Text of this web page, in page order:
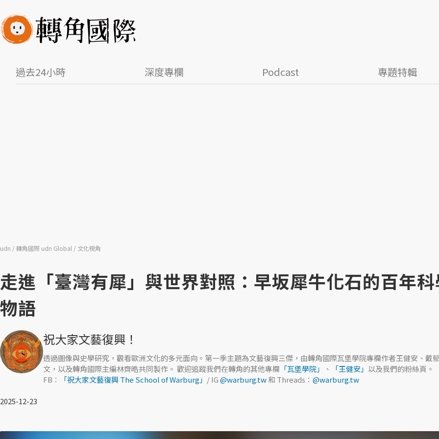
過去24小時 深度專欄 Podcast 專題特輯
udn 轉角國際 udn Global 文化視角
走進「臺灣有犀」與世界對照：早坂犀牛化石的百年
物語
祝大家文藝復興！
透過圖像與史學研究，觀看歐洲文化的多元面向。第一季主題為文藝復興三傑，由轉角國際瓦堡學院專欄作者王健安、戴
文，以及轉角國際主編林齊晧共同製作。 歡迎追蹤我們在轉角的其他專欄 「瓦堡學院」 、 「王健安」 以及我們的粉絲頁。
FB：
「祝大家文藝復興 The School of Warburg」 / IG@warburg.tw和 Threads： @warburg.tw
2025-12-23